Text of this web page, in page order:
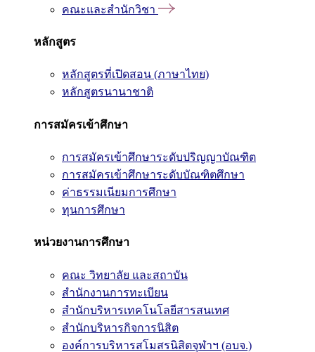
คณะและสำนักวิชา
หลักสูตร
หลักสูตรที่เปิดสอน (ภาษาไทย)
หลักสูตรนานาชาติ
การสมัครเข้าศึกษา
การสมัครเข้าศึกษาระดับปริญญาบัณฑิต
การสมัครเข้าศึกษาระดับบัณฑิตศึกษา
ค่าธรรมเนียมการศึกษา
ทุนการศึกษา
หน่วยงานการศึกษา
คณะ วิทยาลัย และสถาบัน
สำนักงานการทะเบียน
สำนักบริหารเทคโนโลยีสารสนเทศ
สำนักบริหารกิจการนิสิต
องค์การบริหารสโมสรนิสิตจุฬาฯ (อบจ.)